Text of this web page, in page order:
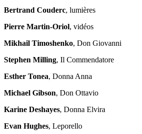
Bertrand Couderc, lumières
Pierre Martin-Oriol, vidéos
Mikhail Timoshenko, Don Giovanni
Stephen Milling, Il Commendatore
Esther Tonea, Donna Anna
Michael Gibson, Don Ottavio
Karine Deshayes, Donna Elvira
Evan Hughes, Leporello